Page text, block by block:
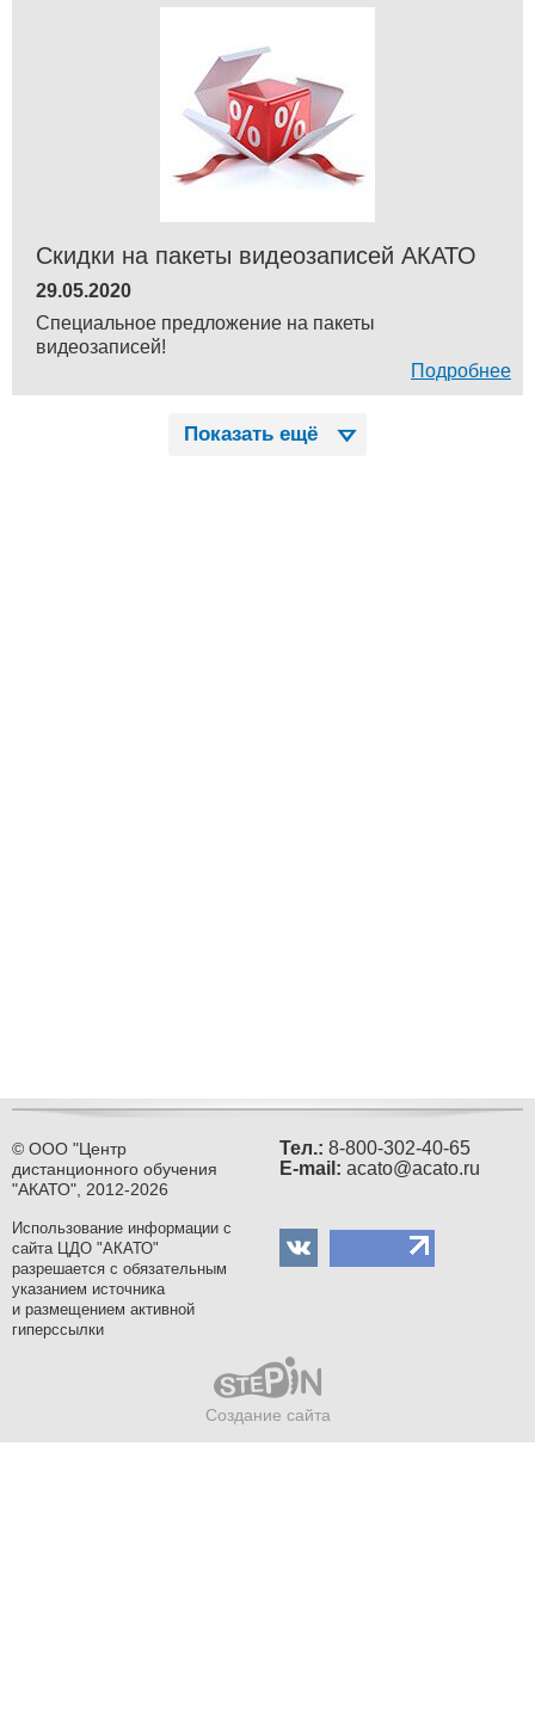
Скидки на пакеты видеозаписей АКАТО
29.05.2020
Специальное предложение на пакеты
видеозаписей!
Подробнее
Показать ещё
© ООО "Центр
дистанционного обучения
"АКАТО", 2012-2026
Тел.: 8-800-302-40-65
Е-mail: acato@acato.ru
Использование информации с
сайта ЦДО "АКАТО"
разрешается с обязательным
указанием источника
и размещением активной
гиперссылки
Создание сайта